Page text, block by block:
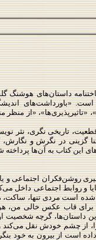
داستان‌های
«باورداشت‌های
«از
تاریخی نگری، نثر
گزینی در نگرش و نگارش،
این کتاب به آن‌ها
روشن‌فکران اجتماعی و
و روابط اجتماعی داخل
است مردی تنها،
داستان‌ها، گرچه
را، از چشم خودش نقل
از بیرون به خود